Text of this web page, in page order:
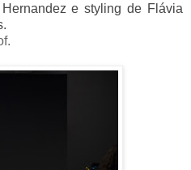
e styling de Flávia